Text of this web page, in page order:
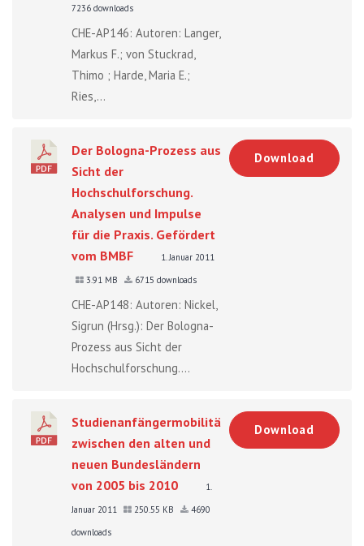
7236 downloads
CHE-AP146: Autoren: Langer,
Markus F.; von Stuckrad,
Thimo ; Harde, Maria E.;
Ries,...
Der Bologna-Prozess aus
Sicht der
Hochschulforschung.
Analysen und Impulse
für die Praxis. Gefördert
vom BMBF
1. Januar 2011
3.91 MB
6715 downloads
CHE-AP148: Autoren: Nickel,
Sigrun (Hrsg.): Der Bologna-
Prozess aus Sicht der
Hochschulforschung....
Download
Studienanfängermobilität
zwischen den alten und
neuen Bundesländern
von 2005 bis 2010
1.
Januar 2011
250.55 KB
4690
downloads
Download